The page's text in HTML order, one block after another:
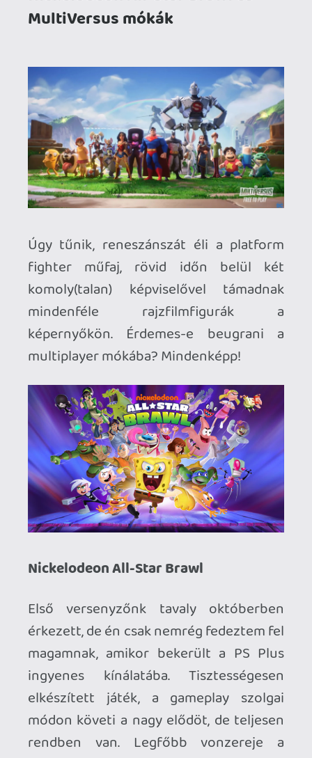
komoly(talan) képviselővel támadnak
multiplayer mókába? Mindenképp!
Első versenyzőnk tavaly októberben
érkezett, de én csak nemrég fedeztem fel
magamnak, amikor bekerült a PS Plus
ingyenes kínálatába. Tisztességesen
elkészített játék, a gameplay szolgai
módon követi a nagy elődöt, de teljesen
rendben van. Legfőbb vonzereje a
karakterrel. Vegyes érzéseim vannak
ezzel kapcsolatban: egyrészt tök jó, hogy
15 különböző franchise-ból szerepelnek
figurák, és valószínűleg mindenki talál
egy-két kedvencet (Spongyabob,
Garfield, Tini Nindzsák...), viszont sajnos,
mivel a '90-es évektől egészen napjainkig
lefedi a kínálat a sorozatokat, generációs
probléma, hogy az idősebb játékosok kb
fiatalabbak meg csak az aktuálisakat - így
mindenkinek a kínálat fele egy jellegtelen
Nindzsákból 4 karakter is szerepel, míg
más sorozatokból többnyire csak egy-
egy, és azok sem feltétlenül a
főszereplők. Mindenesetre azért én
találtam nekem tetszőt, a '90-es évek
végén nagy Nick-rajongó és néző voltam!